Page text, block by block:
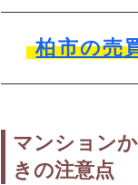
柏市の売
マンション
きの注意点